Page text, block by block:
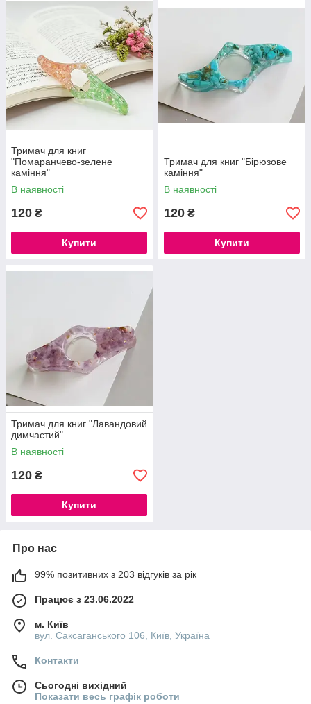
Тримач для книг
"Помаранчево-зелене
каміння"
В наявності
120 ₴
Купити
Тримач для книг "Бірюзове
каміння"
В наявності
120 ₴
Купити
Тримач для книг "Лавандовий
димчастий"
В наявності
120 ₴
Купити
Про нас
99% позитивних з 203 відгуків за рік
Працює з 23.06.2022
м. Київ
вул. Саксаганського 106, Київ, Україна
Контакти
Сьогодні вихідний
Показати весь графік роботи